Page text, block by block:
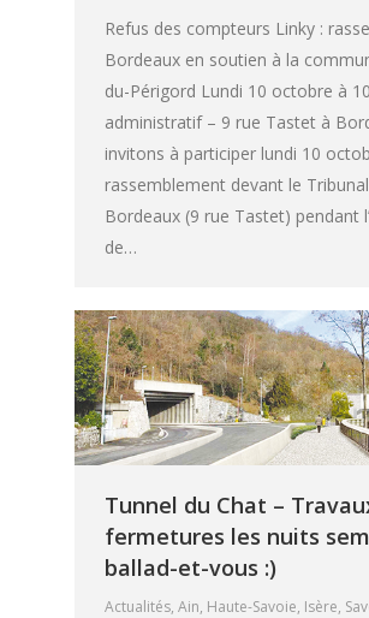
Refus des compteurs Linky :
Bordeaux en soutien à la
du-Périgord Lundi 10 octobre à
administratif – 9 rue Tastet à
invitons à participer lundi 10
rassemblement devant le
Bordeaux (9 rue Tastet) pendant
de…
Tunnel du Chat –
fermetures les nuits
ballad-et-vous :)
Actualités, Ain, Haute-Savoie, Isère,